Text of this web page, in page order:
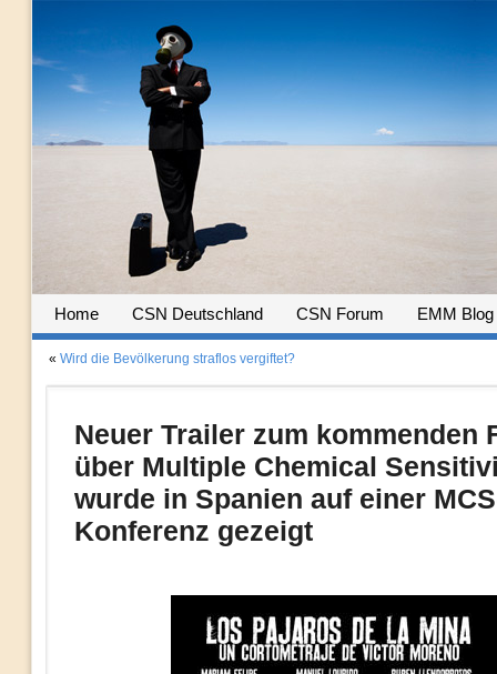
Home CSN Deutschland CSN Forum EMM Blog
« Wird die Bevölkerung straflos vergiftet?
Neuer Trailer zum kommenden
über Multiple Chemical
wurde in Spanien auf einer
Konferenz gezeigt